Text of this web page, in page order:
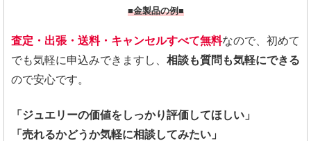
■金製品の例■
査定・出張・送料・キャンセルすべて無料なので、初めて
でも気軽に申込みできますし、 相談も質問も気軽にできる
ので安心です。
「ジュエリーの価値をしっかり評価してほしい」
「売れるかどうか気軽に相談してみたい」